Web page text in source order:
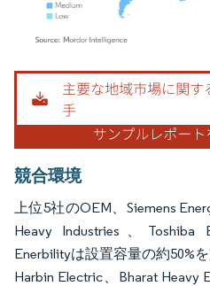
画像 © Mordor Intelligence。再利用に
競合環境
上位5社のOEM、Siemens
Heavy Industries、Toshiba
Enerbilityは設置容量の約50%
Harbin Electric、Bharat Heavy